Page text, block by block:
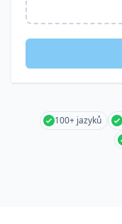
100+ jazyků